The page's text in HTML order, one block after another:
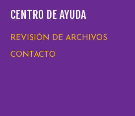
CENTRO DE AYUDA
REVISIÓN DE ARCHIVOS
CONTACTO